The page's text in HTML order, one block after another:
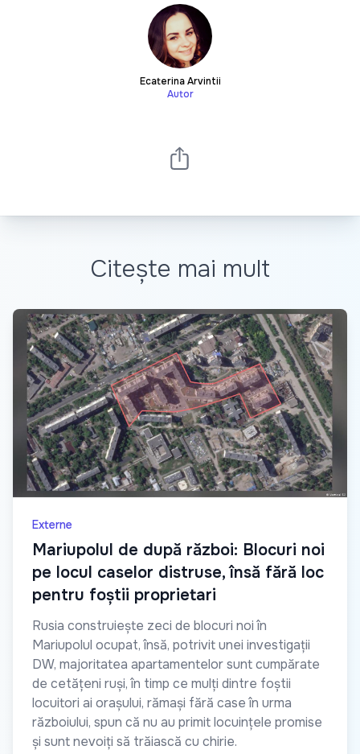
Ecaterina Arvintii
Autor
Citește mai mult
Externe
Mariupolul de după război: Blocuri noi
pe locul caselor distruse, însă fără loc
pentru foștii proprietari
Rusia construiește zeci de blocuri noi în
Mariupolul ocupat, însă, potrivit unei investigații
DW, majoritatea apartamentelor sunt cumpărate
de cetățeni ruși, în timp ce mulți dintre foștii
locuitori ai orașului, rămași fără case în urma
războiului, spun că nu au primit locuințele promise
și sunt nevoiți să trăiască cu chirie.